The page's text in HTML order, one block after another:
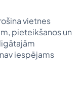
vietnes
pieteikšanos un
iespējams